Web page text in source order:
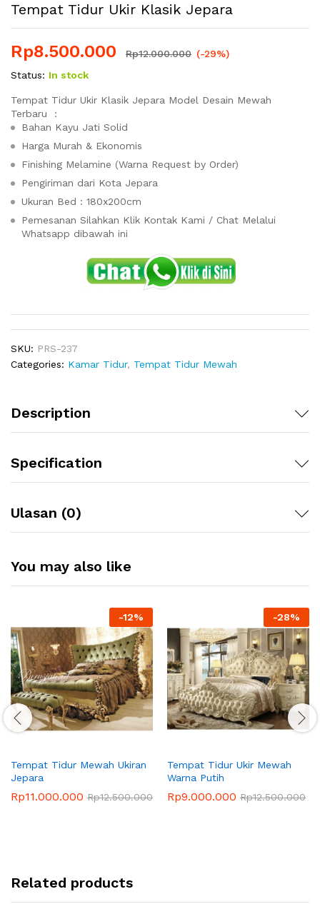
Tempat Tidur Ukir Klasik Jepara
Rp8.500.000 Rp12.000.000 (-29%)
Status: In stock
Tempat Tidur Ukir Klasik Jepara Model Desain Mewah
Terbaru :
Bahan Kayu Jati Solid
Harga Murah & Ekonomis
Finishing Melamine (Warna Request by Order)
Pengiriman dari Kota Jepara
Ukuran Bed : 180x200cm
Pemesanan Silahkan Klik Kontak Kami / Chat Melalui
Whatsapp dibawah ini
SKU: PRS-237
Categories: Kamar Tidur, Tempat Tidur Mewah
Description
Specification
Ulasan (0)
You may also like
-12%
Tempat Tidur Mewah Ukiran
Jepara
Rp11.000.000 Rp12.500.000
-28%
Tempat Tidur Ukir Mewah
Warna Putih
Rp9.000.000 Rp12.500.000
Related products